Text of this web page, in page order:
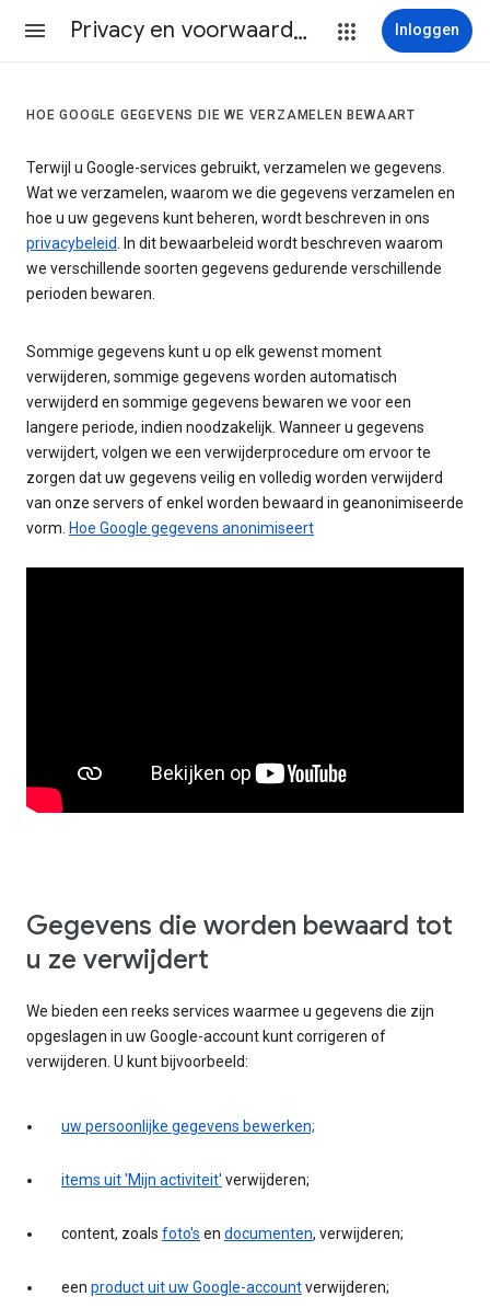
Privacy en voorwaarden Inloggen
HOE GOOGLE GEGEVENS DIE WE VERZAMELEN BEWAART
Terwijl u Google-services gebruikt, verzamelen we gegevens.
Wat we verzamelen, waarom we die gegevens verzamelen en
hoe u uw gegevens kunt beheren, wordt beschreven in ons
privacybeleid. In dit bewaarbeleid wordt beschreven waarom
we verschillende soorten gegevens gedurende verschillende
perioden bewaren.
Sommige gegevens kunt u op elk gewenst moment
verwijderen, sommige gegevens worden automatisch
verwijderd en sommige gegevens bewaren we voor een
langere periode, indien noodzakelijk. Wanneer u gegevens
verwijdert, volgen we een verwijderprocedure om ervoor te
zorgen dat uw gegevens veilig en volledig worden verwijderd
van onze servers of enkel worden bewaard in geanonimiseerde
vorm. Hoe Google gegevens anonimiseert
Gegevens die worden bewaard tot
u ze verwijdert
We bieden een reeks services waarmee u gegevens die zijn
opgeslagen in uw Google-account kunt corrigeren of
verwijderen. U kunt bijvoorbeeld:
uw persoonlijke gegevens bewerken;
items uit 'Mijn activiteit' verwijderen;
content, zoals foto's en documenten, verwijderen;
een product uit uw Google-accountverwijderen;